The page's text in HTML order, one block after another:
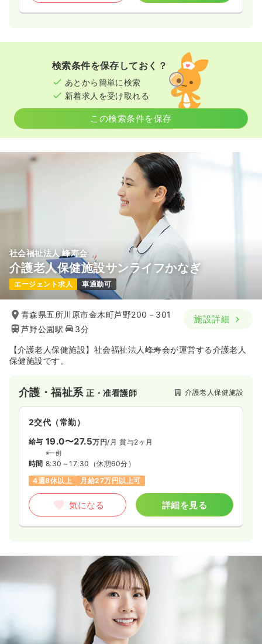
検索条件を保存しておく？
あとから簡単に検索
新着求人を受け取れる
この検索条件を保存
社会福祉法人 峰寿会
介護老人保健施設サンライフかなぎ
エージェント求人 車通勤可
青森県五所川原市金木町芦野200－301
芦野公園駅
3分
施設詳細
【介護老人保健施設】社会福祉法人峰寿会が運営する介護老人
保健施設です。
介護・福祉系正・准看護師 介護老人保健施設
2交代（常勤）
給与 19.0〜27.5万円/月 賞与2ヶ月
※一例
時間 8:30～17:30 （休憩60分）
4週8休以上
月給27万円以上可
気になる 詳細を見る